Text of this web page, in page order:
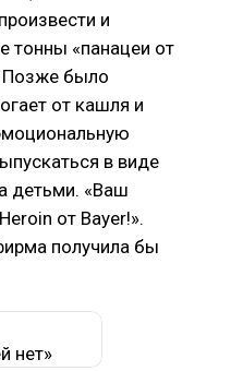
и
тонны «панацеи от
Позже было
от кашля и
в виде
детьми. «Ваш
от Bayer!».
получила бы